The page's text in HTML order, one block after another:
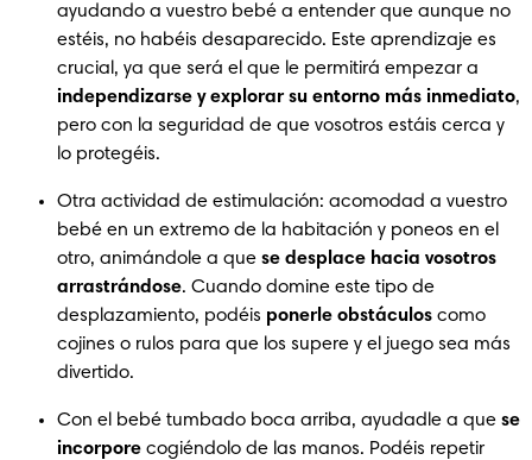
ayudando a vuestro bebé a entender que aunque no
estéis, no habéis desaparecido. Este aprendizaje es
independizarse y explorar su entorno más inmediato,
pero con la seguridad de que vosotros estáis cerca y
lo protegéis.
Otra actividad de estimulación: acomodad a vuestro
bebé en un extremo de la habitación y poneos en el
otro, animándole a que se desplace hacia vosotros
arrastrándose. Cuando domine este tipo de
desplazamiento, podéis ponerle obstáculos como
cojines o rulos para que los supere y el juego sea más
divertido.
Con el bebé tumbado boca arriba, ayudadle a que se
incorpore cogiéndolo de las manos. Podéis repetir